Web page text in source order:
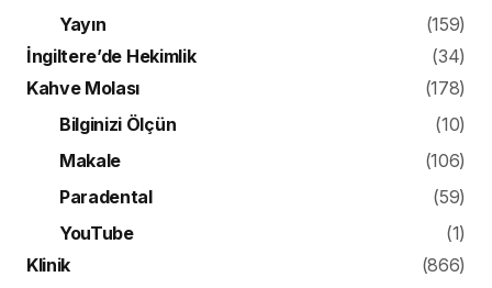
Yayın
(159)
İngiltere’de Hekimlik
(34)
Kahve Molası
(178)
Bilginizi Ölçün
(10)
Makale
(106)
Paradental
(59)
YouTube
(1)
Klinik
(866)